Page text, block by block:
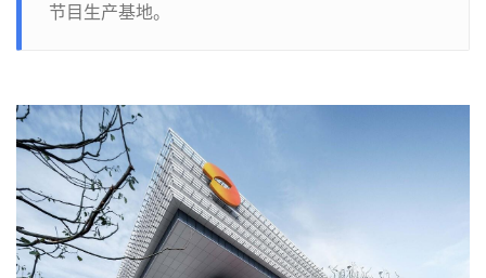
节目生产基地。